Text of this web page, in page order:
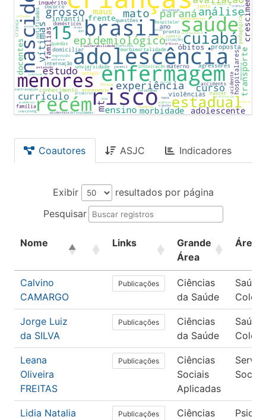
Coautores ASJC Indicadores
Exibir
resultados por página
Pesquisar
Nome Links
Grande
Área
Área
Calvino
CAMARGO
Publicações
Ciências
da Saúde
Saúde
Jorge Luiz
da SILVA
Publicações
Ciências
da Saúde
Saúde
Leana
Oliveira
FREITAS
Publicações
Ciências
Sociais
Aplicadas
Social
Lidia Natalia
Publicações
Ciências